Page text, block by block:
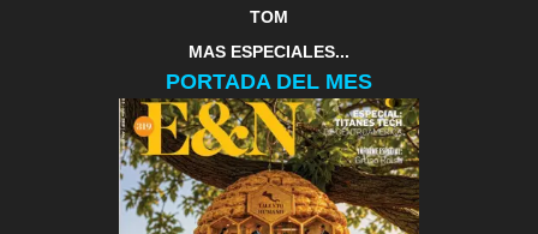
TOM
MAS ESPECIALES...
PORTADA DEL MES